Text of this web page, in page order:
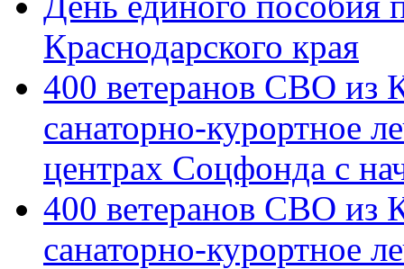
Краснодарского края
400 ветеранов СВО из
санаторно-курортное
центрах Соцфонда с
400 ветеранов СВО из
санаторно-курортное